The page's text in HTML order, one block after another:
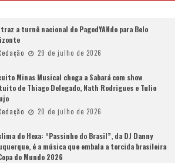
traz a turnê nacional do PagodYANdo para Belo
29 de julho de 2026
Minas Musical chega a Sabará com show
de Thiago Delegado, Nath Rodrigues e Tulio
20 de julho de 2026
do Hexa: “Passinho do Brasil”, da DJ Danny
é a música que embala a torcida brasileira
do Mundo 2026